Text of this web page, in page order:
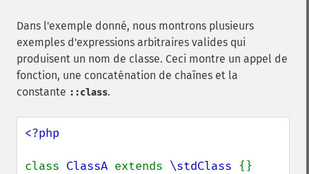
Dans l'exemple donné, nous montrons plusieurs
exemples d'expressions arbitraires valides qui
produisent un nom de classe. Ceci montre un appel de
fonction, une concaténation de chaînes et la
constante ::class.
<?php
class ClassA extends \stdClass {}